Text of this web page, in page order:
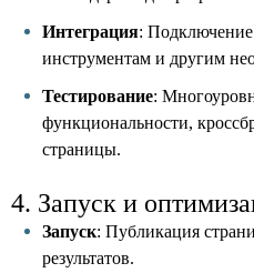
Интеграция:
инструментам и другим
Тестирование:
функциональности,
страницы.
4. Запуск и
Запуск: Публикация
результатов.